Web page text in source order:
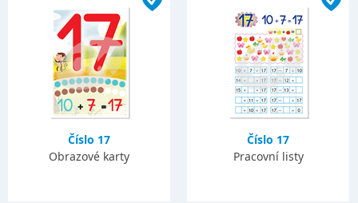
Číslo 17
Obrazové karty
Číslo 17
Pracovní listy